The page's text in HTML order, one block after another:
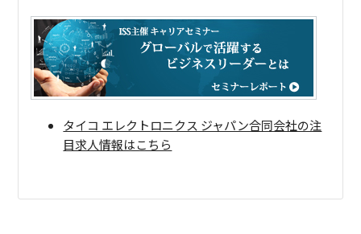
タイコ エレクトロニクス ジャパン合同会社の注
目求人情報はこちら